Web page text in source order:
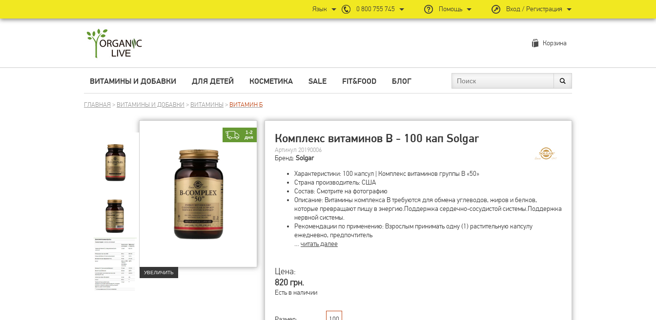
Корзина
ВИТАМИНЫ И ДОБАВКИ ДЛЯ ДЕТЕЙ КОСМЕТИКА SALE FIT&FOOD БЛОГ
ГЛАВНАЯ > ВИТАМИНЫ И ДОБАВКИ > ВИТАМИНЫ > ВИТАМИН Б
1-2
дня
УВЕЛИЧИТЬ
Комплекс витаминов B - 100 кап Solgar
Артикул 20190006
Бренд: Solgar
Характеристики: 100 капсул | Комплекс витаминов группы B «50»
Страна производитель: США
Состав: Смотрите на фотографию
Описание: Витамины комплекса B требуются для обмена углеводов, жиров и белков,
которые превращают пищу в энергию.Поддержка сердечно-сосудистой системы.Поддержка
нервной системы.
Рекомендации по применению: Взрослым принимать одну (1) растительную капсулу
ежедневно, предпочтитель
… читать далее
Цена:
820 грн.
Есть в наличии
Вход / Регистрация
Помощь
0 800 755 745
Язык